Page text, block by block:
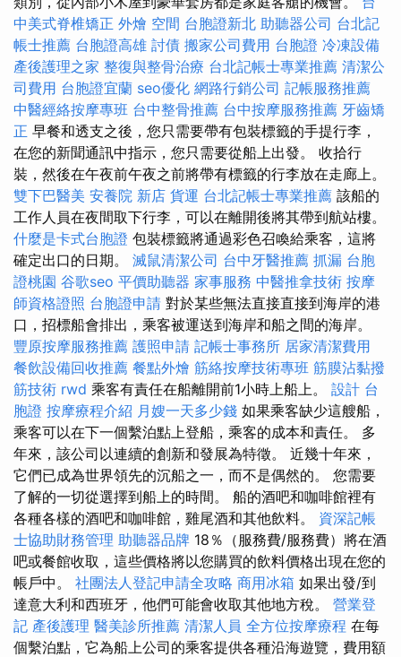
中美式脊椎矯正 外燴 空間 台胞證新北 助聽器公司 台北記
帳士推薦 台胞證高雄 討債 搬家公司費用 台胞證 冷凍設備
產後護理之家 整復與整骨治療 台北記帳士專業推薦 清潔公
司費用 台胞證宜蘭 seo優化 網路行銷公司 記帳服務推薦
中醫經絡按摩專班 台中整骨推薦 台中按摩服務推薦 牙齒矯
正 早餐和透支之後，您只需要帶有包裝標籤的手提行李，
在您的新聞通訊中指示，您只需要從船上出發。 收拾行
裝，然後在午夜前午夜之前將帶有標籤的行李放在走廊上。
雙下巴醫美 安養院 新店 貨運 台北記帳士專業推薦 該船的
工作人員在夜間取下行李，可以在離開後將其帶到航站樓。
什麼是卡式台胞證 包裝標籤將通過彩色召喚給乘客，這將
確定出口的日期。 滅鼠清潔公司 台中牙醫推薦 抓漏 台胞
證桃園 谷歌seo 平價助聽器 家事服務 中醫推拿技術 按摩
師資格證照 台胞證申請 對於某些無法直接直接到海岸的港
口，招標船會排出，乘客被運送到海岸和船之間的海岸。
豐原按摩服務推薦 護照申請 記帳士事務所 居家清潔費用
餐飲設備回收推薦 餐點外燴 筋絡按摩技術專班 筋膜沾黏撥
筋技術 rwd 乘客有責任在船離開前1小時上船上。 設計 台
胞證 按摩療程介紹 月嫂一天多少錢 如果乘客缺少這艘船，
乘客可以在下一個繫泊點上登船，乘客的成本和責任。 多
年來，該公司以連續的創新和發展為特徵。 近幾十年來，
它們已成為世界領先的沉船之一，而不是偶然的。 您需要
了解的一切從選擇到船上的時間。 船的酒吧和咖啡館裡有
各種各樣的酒吧和咖啡館，雞尾酒和其他飲料。 資深記帳
士協助財務管理 助聽器品牌 18％（服務費/服務費）將在酒
吧或餐館收取，這些價格將以您購買的飲料價格出現在您的
帳戶中。 社團法人登記申請全攻略 商用冰箱 如果出發/到
達意大利和西班牙，他們可能會收取其他地方稅。 營業登
記 產後護理 醫美診所推薦 清潔人員 全方位按摩療程 在每
個繫泊點，它為船上公司的乘客提供各種沿海遊覽，費用額